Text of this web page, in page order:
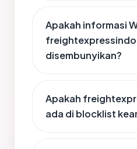
Apakah informasi
disembunyikan?
Apakah
ada di blocklist